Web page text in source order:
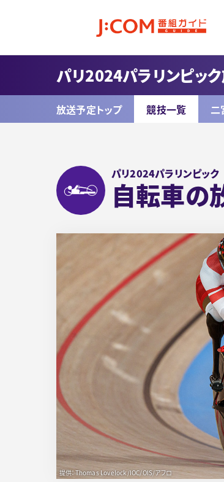
パリ2024パラリンピッ
放送予定トップ 競技一覧 二
パリ2024パラリンピック
自転車の
提供：Thomas Lovelock/IOC/OIS/アフロ